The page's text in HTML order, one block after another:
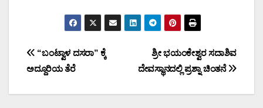
Post
navigation
ಶ್ರೀ ಭಯಂಕೇಶ್ವರ ಸದಾಶಿವ
ದೇವಸ್ಥಾನದಲ್ಲಿ ಪ್ರಶ್ನಾ ಚಿಂತನೆ
“ಬಂಟ್ವಾಳ ದಸರಾ” ಕ್ಕೆ
ಅದ್ದೂರಿಯ ತೆರೆ